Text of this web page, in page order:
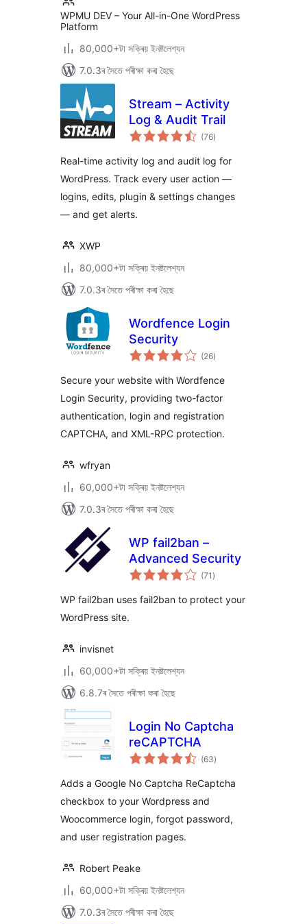
WPMU DEV – Your All-in-One WordPress
Platform
80,000+টা সক্ৰিয় ইনষ্টলেশ্যন
7.0.3ৰ সৈতে পৰীক্ষা কৰা হৈছে
Stream – Activity
Log & Audit Trail
(76টা
মুঠ)
Real-time activity log and audit log for
WordPress. Track every user action —
logins, edits, plugin & settings changes
— and get alerts.
XWP
80,000+টা সক্ৰিয় ইনষ্টলেশ্যন
7.0.3ৰ সৈতে পৰীক্ষা কৰা হৈছে
Wordfence Login
Security
(26টা
মুঠ)
Secure your website with Wordfence
Login Security, providing two-factor
authentication, login and registration
CAPTCHA, and XML-RPC protection.
wfryan
60,000+টা সক্ৰিয় ইনষ্টলেশ্যন
7.0.3ৰ সৈতে পৰীক্ষা কৰা হৈছে
WP fail2ban –
Advanced Security
(71 টা
মুঠ)
WP fail2ban uses fail2ban to protect your
WordPress site.
invisnet
60,000+টা সক্ৰিয় ইনষ্টলেশ্যন
6.8.7ৰ সৈতে পৰীক্ষা কৰা হৈছে
Login No Captcha
reCAPTCHA
(63টা
মুঠ)
Adds a Google No Captcha ReCaptcha
checkbox to your Wordpress and
Woocommerce login, forgot password,
and user registration pages.
Robert Peake
60,000+টা সক্ৰিয় ইনষ্টলেশ্যন
7.0.3ৰ সৈতে পৰীক্ষা কৰা হৈছে